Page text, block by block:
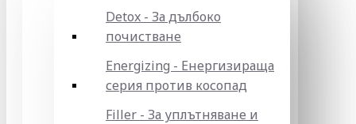
Detox - За дълбоко
почистване
Energizing - Енергизираща
серия против косопад
Filler - За уплътняване и